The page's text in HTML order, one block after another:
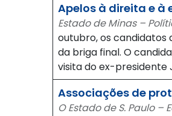
Apelos à direita e à
Estado de Minas –
outubro, os candidatos
da briga final. O
visita do ex-presidente
Associações de
O Estado de S. Paulo –